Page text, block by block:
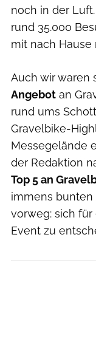
noch in der
rund 35.000
mit nach Hause
Auch wir waren
Angebot an
rund ums
Gravelbike-
Messegelände
der Redaktion
Top 5 an
immens bunten
vorweg: sich für
Event zu